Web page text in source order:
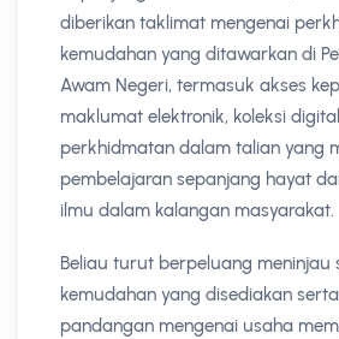
diberikan taklimat mengenai
kemudahan yang ditawarkan di
Awam Negeri, termasuk akses
maklumat elektronik, koleksi
perkhidmatan dalam talian yang
pembelajaran sepanjang hayat
ilmu dalam kalangan masyarakat.
Beliau turut berpeluang meninjau
kemudahan yang disediakan
pandangan mengenai usaha